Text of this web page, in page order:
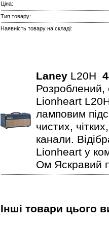
Ціна:
Тип товару:
Наявність товару на складі:
Laney L20H
Розроблений,
Lionheart
ламповим
чистих,
канали.
Lionheart у
Ом Яскравий
Інші товари цього